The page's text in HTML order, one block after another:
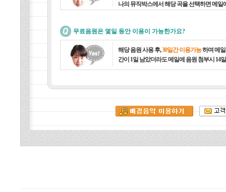
나의 뮤직박스에서 해당 곡을 선택하면 메일
무료음원은 몇일 동안 이용이 가능한가요?
해당 음원 사용 후,30일간 이용가능하며 메일
간이 1일 남았더라도 메일에 음원 첨부시 14